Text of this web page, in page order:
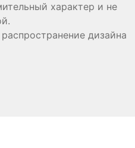
характер и не
дизайна